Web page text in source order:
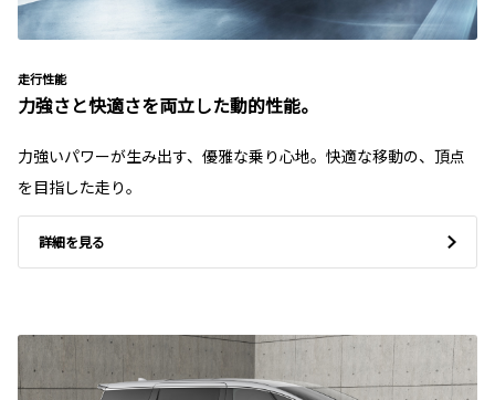
走行性能
力強さと快適さを両立した動的性能。
力強いパワーが生み出す、優雅な乗り心地。快適な移動の、頂点
を目指した走り。
詳細を見る